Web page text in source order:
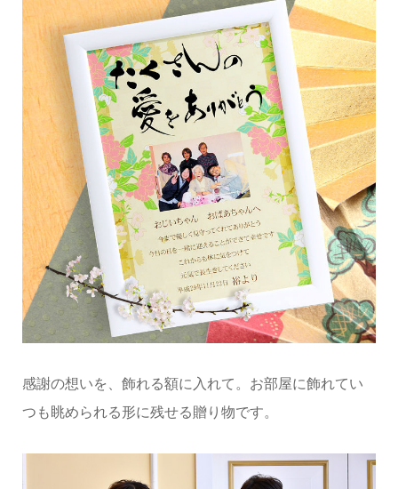
感謝の想いを、飾れる額に入れて。お部屋に飾れてい
つも眺められる形に残せる贈り物です。